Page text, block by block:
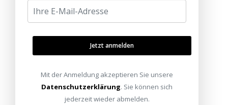
Jetzt anmelden
Mit der Anmeldung akzeptieren Sie unsere
Datenschutzerklärung. Sie können sich
jederzeit wieder abmelden.